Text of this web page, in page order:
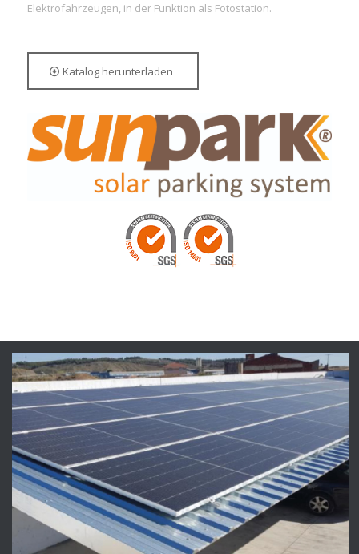
Elektrofahrzeugen, in der Funktion als Fotostation.
Katalog herunterladen